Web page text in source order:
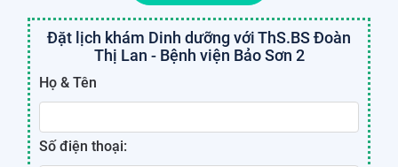
Đặt lịch khám Dinh dưỡng với ThS.BS Đoàn
Thị Lan - Bệnh viện Bảo Sơn 2
Họ & Tên
Số điện thoại: